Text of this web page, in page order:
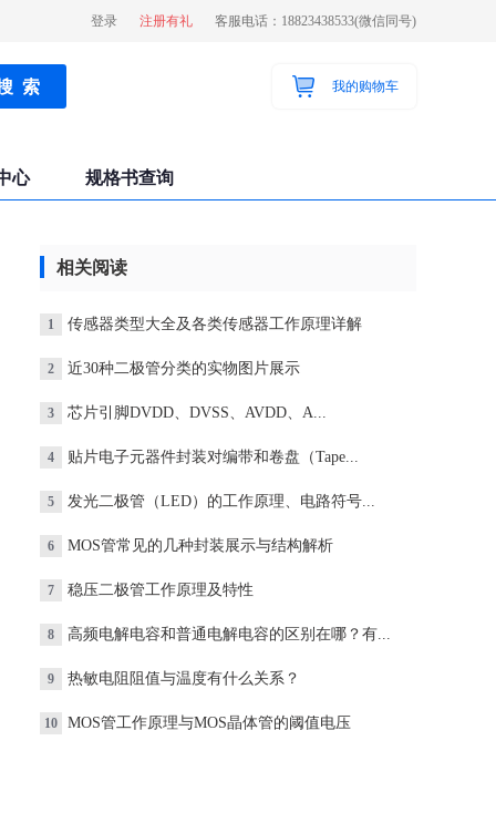
登录 注册有礼 客服电话：18823438533(微信同号)
我的购物车
心 规格书查询
相关阅读
1 传感器类型大全及各类传感器工作原理详解
2 近30种二极管分类的实物图片展示
3 芯片引脚DVDD、DVSS、AVDD、A...
4 贴片电子元器件封装对编带和卷盘（Tape...
5 发光二极管（LED）的工作原理、电路符号...
6 MOS管常见的几种封装展示与结构解析
7 稳压二极管工作原理及特性
8 高频电解电容和普通电解电容的区别在哪？有...
9 热敏电阻阻值与温度有什么关系？
10 MOS管工作原理与MOS晶体管的阈值电压